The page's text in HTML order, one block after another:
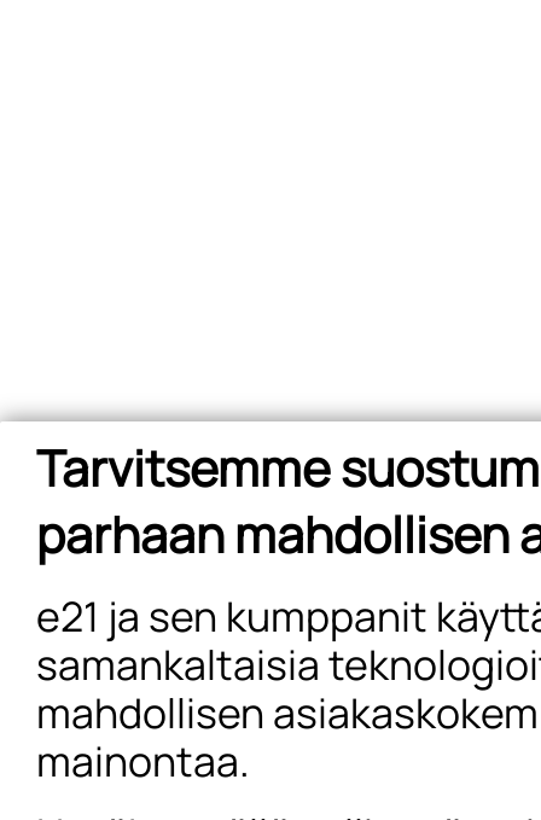
Tarvitsemme
parhaan mahdollisen
e21 ja sen kumppanit
samankaltaisia
mahdollisen
mainontaa.